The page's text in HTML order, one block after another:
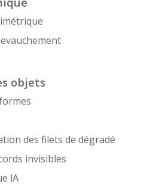
objets
des filets de dégradé
invisibles
lA